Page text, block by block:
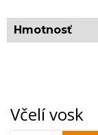
Hmotnosť
Včelí vosk